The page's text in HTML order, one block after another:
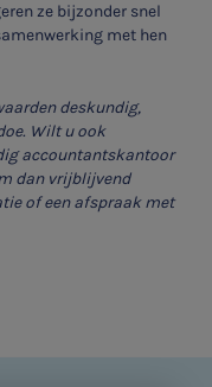
ze bijzonder snel
met hen
deskundig,
Wilt u ook
accountantskantoor
dan vrijblijvend
of een afspraak met